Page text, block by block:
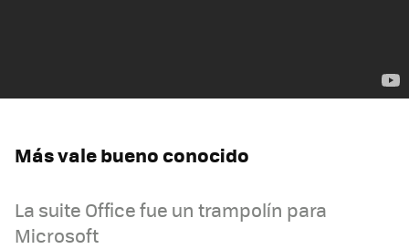
Más vale bueno conocido
La suite Office fue un trampolín para
Microsoft